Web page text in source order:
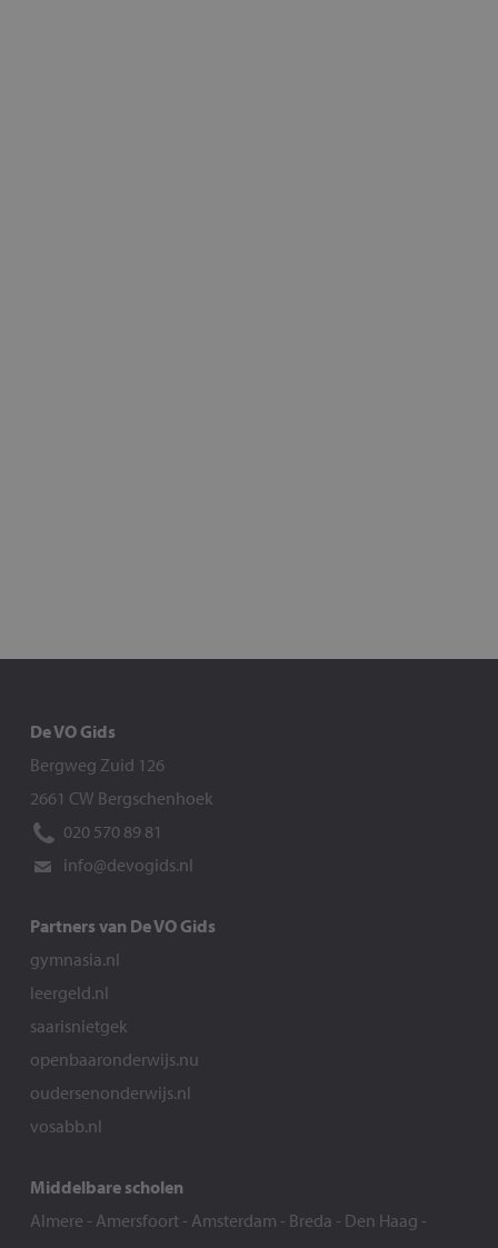
De VO Gids
Bergweg Zuid 126
2661 CW Bergschenhoek
020 570 89 81
info@devogids.nl
Partners van De VO Gids
gymnasia.nl
leergeld.nl
saarisnietgek
openbaaronderwijs.nu
oudersenonderwijs.nl
vosabb.nl
Middelbare scholen
Almere - Amersfoort- Amsterdam - Breda - Den Haag -